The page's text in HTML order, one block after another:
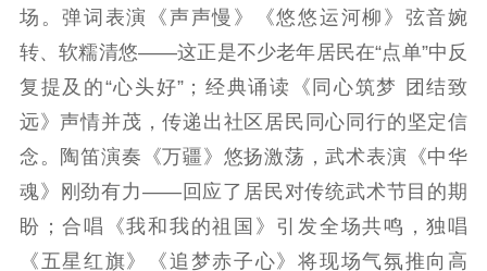
主题宣传 对外宣传
新闻发布
记者之家
品牌栏目
文化文艺
精品生产 文化惠民
文化传承
文化交流
体制改革
文化产业
紫金文化艺术节
品牌活动 紫艺舞台
场。弹词表演《声声慢》《悠悠运河柳》弦音婉
转、软糯清悠——这正是不少老年居民在“点单”中反
复提及的“心头好”；经典诵读《同心筑梦 团结致
远》声情并茂，传递出社区居民同心同行的坚定信
念。陶笛演奏《万疆》悠扬激荡，武术表演《中华
魂》刚劲有力——回应了居民对传统武术节目的期
盼；合唱《我和我的祖国》引发全场共鸣，独唱
《五星红旗》《追梦赤子心》将现场气氛推向高